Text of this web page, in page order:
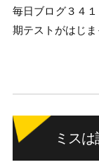
毎日ブログ３４
期テストがはじ
ミス